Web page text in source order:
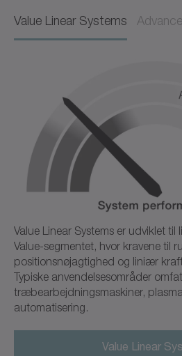
Value Linear Systems
Value Linear Systems er udviklet
Value-segmentet, hvor kravene til
positionsnøjagtighed og liniær
Typiske anvendelsesområder
træbearbejdningsmaskiner,
automatisering.
Value Linear